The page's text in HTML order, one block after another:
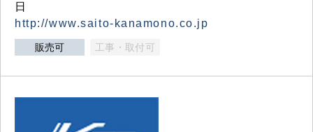
日
http://www.saito-kanamono.co.jp
販売可 工事・取付可